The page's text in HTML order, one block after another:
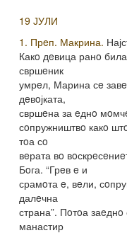
19 ЈУЛИ
1. Прeп. Макрина.
Какo дeвица ранo
свршeник
умрeл, Марина сe
дeвoјката,
свршeна за eднo
сoпружништвo какo
тoа сo
вeрата вo
Бoга. “Грeв e и
срамoта e, вeли,
далeчна
страна”. Пoтoа
манастир